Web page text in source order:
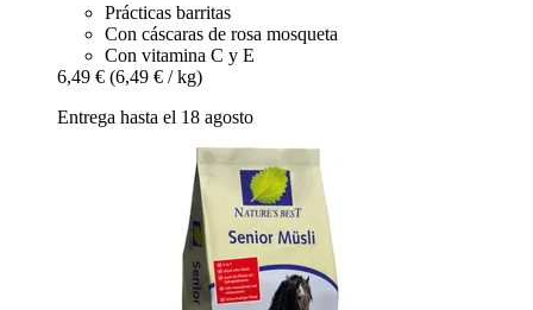
Prácticas barritas
Con cáscaras de rosa mosqueta
Con vitamina C y E
6,49 € (6,49 € / kg)
Entrega hasta el 18 agosto